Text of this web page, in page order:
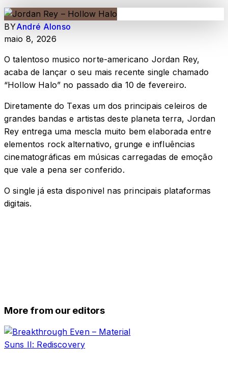
BYAndré Alonso
maio 8, 2026
O talentoso musico norte-americano Jordan Rey,
acaba de lançar o seu mais recente single chamado
“Hollow Halo” no passado dia 10 de fevereiro.
Diretamente do Texas um dos principais celeiros de
grandes bandas e artistas deste planeta terra, Jordan
Rey entrega uma mescla muito bem elaborada entre
elementos rock alternativo, grunge e influências
cinematográficas em músicas carregadas de emoção
que vale a pena ser conferido.
O single já esta disponivel nas principais plataformas
digitais.
More from our editors